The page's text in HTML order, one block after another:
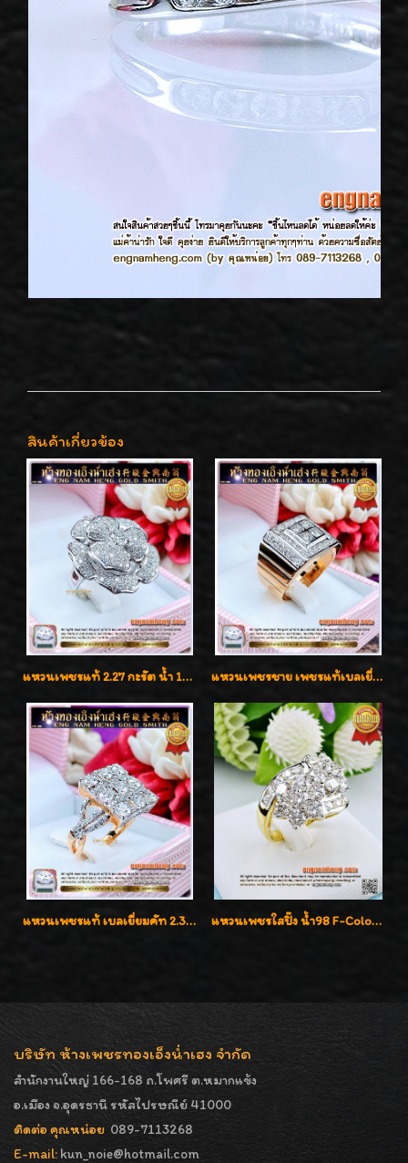
สินค้าเกี่ยวข้อง
แหวนเพชรแท้ 2.27 กะรัต น้ำ 100% เบลเยี่ยมคัท ลวดลายดอกกุหลาบหรู แหวนเพชรชาย เพชรแท้เบลเยี่ยมคัท น้ำ100% D-Color/VVS 2.46 กะรัต
แหวนเพชรแท้ เบลเยี่ยมคัท 2.39 กะรัต น้ำ 98 F-Color/VVS ดีไซน์หน้ากว้างหรูเต็มนิ้ว แหวนเพชรใสปิ๊ง น้ำ98 F-Color/VVS1 น้ำหนักเพชรรวม 2.56 กะรัต ใส่เต็มนิ้วเพชรเป็นน้ำเป็นเนื้อสวยมากๆค่ะ
บริษัท ห้างเพชรทองเอ็งน่ำเฮง จำกัด
สำนักงานใหญ่ 166-168 ถ.โพศรี ต.หมากแข้ง
อ.เมือง จ.อุดรธานี รหัสไปรษณีย์ 41000
ติดต่อ คุณหน่อย 089-7113268
E-mail: kun_noie@hotmail.com